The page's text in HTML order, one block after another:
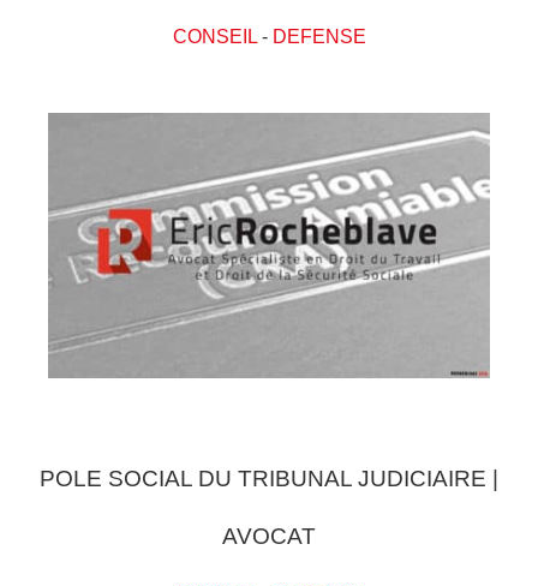
CONSEIL- DEFENSE
POLE SOCIAL DU TRIBUNAL JUDICIAIRE |
AVOCAT